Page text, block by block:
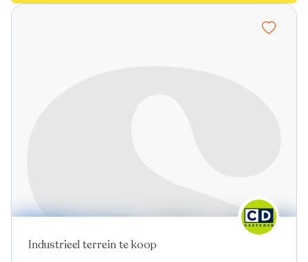
Nieuw
Industrieel terrein te koop